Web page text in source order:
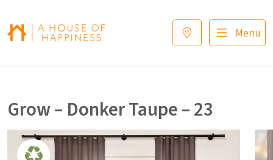
Menu
Grow – Donker Taupe – 23